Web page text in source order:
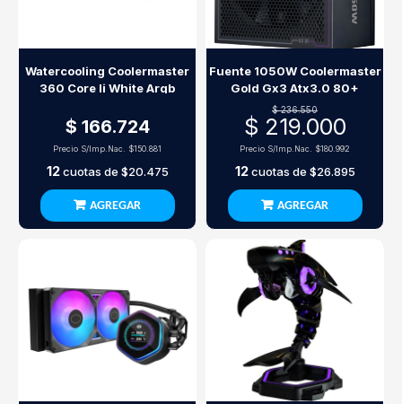
Watercooling Coolermaster
360 Core Ii White Argb
$ 166.724
Precio S/Imp.Nac. $150.881
12cuotas de $20.475
AGREGAR
Fuente 1050W Coolermaster
Gold Gx3 Atx3.0 80+
$ 236.550
$ 219.000
Precio S/Imp.Nac. $180.992
12cuotas de $26.895
AGREGAR